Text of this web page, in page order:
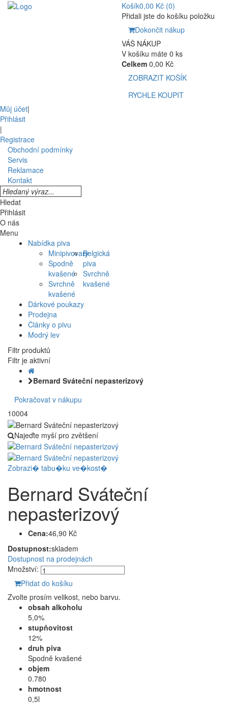
Košík0,00 Kč (0)
Přidali jste do košíku položku
Dokončit nákup
VÁŠ NÁKUP
V košíku máte 0 ks
Celkem 0,00 Kč
ZOBRAZIT KOŠÍK
RYCHLE KOUPIT
Můj účet|
Přihlásit
|
Registrace
Obchodní podmínky
Servis
Reklamace
Kontakt
Hledat
Přihlásit
O nás
Menu
Nabídka piva
Minipivovary
Spodně
kvašené
Svrchně
kvašené
Belgická
piva
Svrchně
kvašené
Dárkové poukazy
Prodejna
Články o pivu
Modrý lev
Filtr produktů
Filtr je aktivní
Bernard Sváteční nepasterizový
Pokračovat v nákupu
10004
Najeďte myší pro zvětšení
Zobrazi� tabu�ku ve�kost�
Bernard Sváteční
nepasterizový
Cena:46,90 Kč
Dostupnost:skladem
Dostupnost na prodejnách
Množství:
Přidat do košíku
Zvolte prosím velikost, nebo barvu.
obsah alkoholu
5,0%
stupňovitost
12%
druh piva
Spodně kvašené
objem
0.780
hmotnost
0,5l